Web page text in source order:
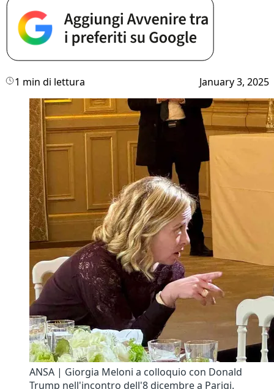
1 min di lettura January 3, 2025
ANSA | Giorgia Meloni a colloquio con Donald
Trump nell'incontro dell'8 dicembre a Parigi.